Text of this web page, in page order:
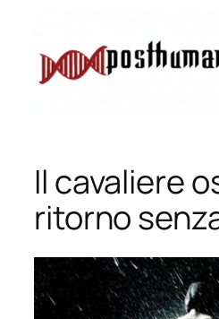
contenuto
Il cavaliere
ritorno